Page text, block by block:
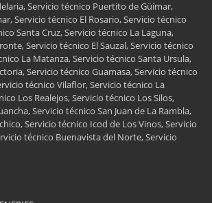
Servicio técnico Puertito de Güímar,
Servicio técnico El Rosario, Servicio técnico
Santa Cruz, Servicio técnico La Laguna,
Servicio técnico El Sauzal, Servicio técnico
La Matanza, Servicio técnico Santa Ursula,
Servicio técnico Guamasa, Servicio técnico
técnico Vilaflor, Servicio técnico La
Los Realejos, Servicio técnico Los Silos,
Servicio técnico San Juan de La Rambla,
Servicio técnico Icod de Los Vinos, Servicio
técnico Buenavista del Norte, Servicio